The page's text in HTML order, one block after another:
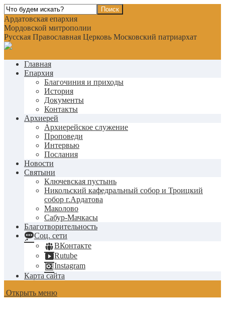
Ардатовская епархия
Мордовской митрополии
Русская Православная Церковь Московский патриархат
Главная
Епархия
Благочиния и приходы
История
Документы
Контакты
Архиерей
Архиерейское служение
Проповеди
Интервью
Послания
Новости
Святыни
Ключевская пустынь
Никольский кафедральный собор и Троицкий
собор г.Ардатова
Маколово
Сабур-Мачкасы
Благотворительность
Соц. сети
ВКонтакте
Rutube
Instagram
Карта сайта
Открыть меню